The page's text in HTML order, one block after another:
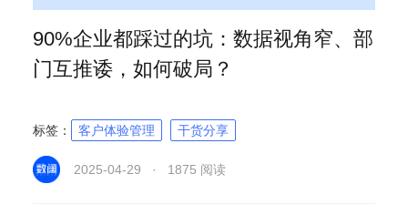
90%企业都踩过的坑：数据视角窄、部
门互推诿，如何破局？
标签： 客户体验管理 干货分享
2025-04-29 · 1875 阅读